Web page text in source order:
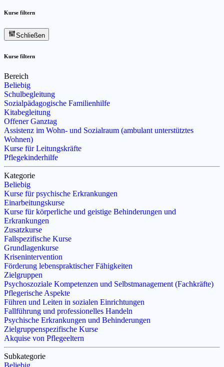
Kurse filtern
Schließen
Kurse filtern
Bereich
Beliebig
Schulbegleitung
Sozialpädagogische Familienhilfe
Kitabegleitung
Offener Ganztag
Assistenz im Wohn- und Sozialraum (ambulant unterstütztes
Wohnen)
Kurse für Leitungskräfte
Pflegekinderhilfe
Kategorie
Beliebig
Kurse für psychische Erkrankungen
Einarbeitungskurse
Kurse für körperliche und geistige Behinderungen und
Erkrankungen
Zusatzkurse
Fallspezifische Kurse
Grundlagenkurse
Krisenintervention
Förderung lebenspraktischer Fähigkeiten
Zielgruppen
Psychoszoziale Kompetenzen und Selbstmanagement (Fachkräfte)
Pflegerische Aspekte
Führen und Leiten in sozialen Einrichtungen
Fallführung und professionelles Handeln
Psychische Erkrankungen und Behinderungen
Zielgruppenspezifische Kurse
Akquise von Pflegeeltern
Subkategorie
Beliebig